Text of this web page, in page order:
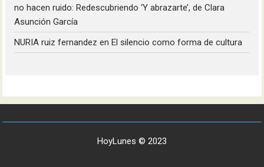
no hacen ruido: Redescubriendo ‘Y abrazarte’, de Clara
Asunción García
NURIA ruiz fernandez en El silencio como forma de cultura
HoyLunes © 2023